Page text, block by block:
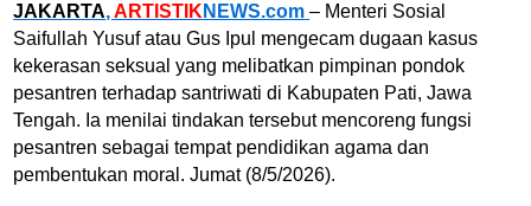
JAKARTA,ARTISTIK NEWS.com – Menteri Sosial
Saifullah Yusufatau Gus Ipul mengecam dugaan kasus
kekerasan seksual yang melibatkan pimpinan pondok
pesantren terhadap santriwati di Kabupaten Pati,Jawa
Tengah. Ia menilai tindakan tersebut mencoreng fungsi
pesantren sebagai tempat pendidikan agama dan
pembentukan moral. Jumat (8/5/2026).